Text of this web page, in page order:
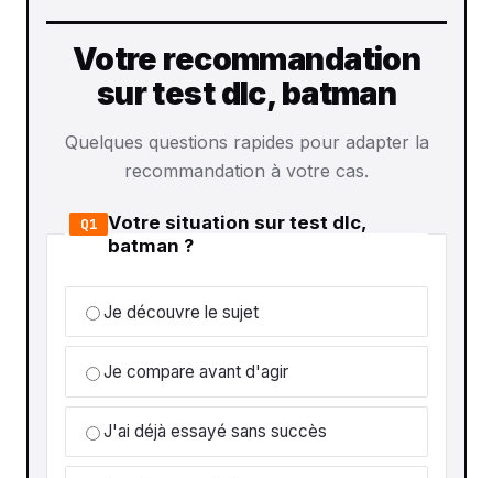
Votre recommandation
sur test dlc, batman
Quelques questions rapides pour adapter la
recommandation à votre cas.
Q1 Votre situation sur test dlc,
batman ?
Je découvre le sujet
Je compare avant d'agir
J'ai déjà essayé sans succès